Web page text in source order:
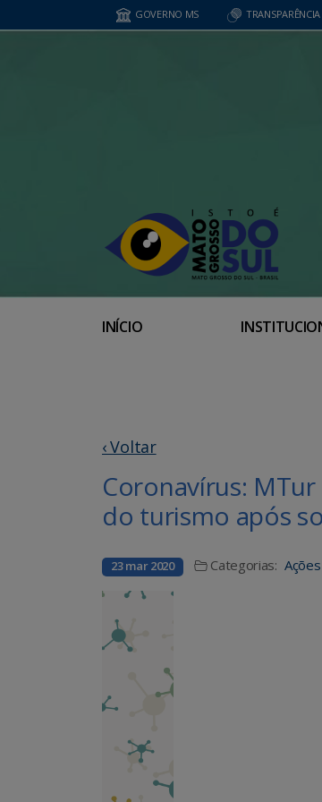
GOVERNO MS TRANSPARÊNCIA
INÍCIO
‹ Voltar
Coronavírus:
do turismo após
23 mar 2020 Categorias: